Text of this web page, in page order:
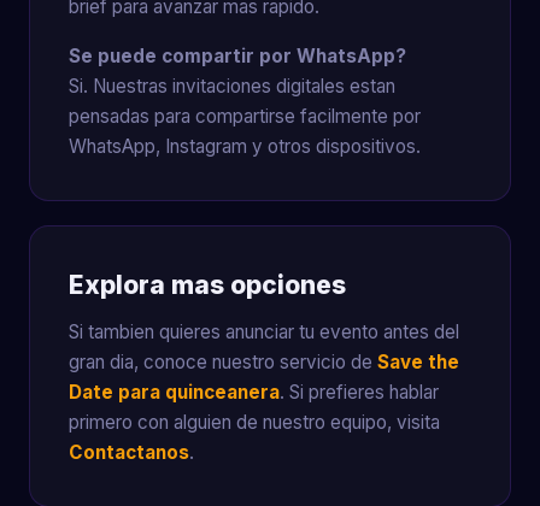
brief para avanzar mas rapido.
Se puede compartir por WhatsApp?
Si. Nuestras invitaciones digitales estan
pensadas para compartirse facilmente por
WhatsApp, Instagram y otros dispositivos.
Explora mas opciones
Si tambien quieres anunciar tu evento antes del
gran dia, conoce nuestro servicio de Save the
Date para quinceanera. Si prefieres hablar
primero con alguien de nuestro equipo, visita
Contactanos.